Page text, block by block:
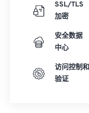
SSL/TLS
加密
安全数据
中心
访问控制和
验证